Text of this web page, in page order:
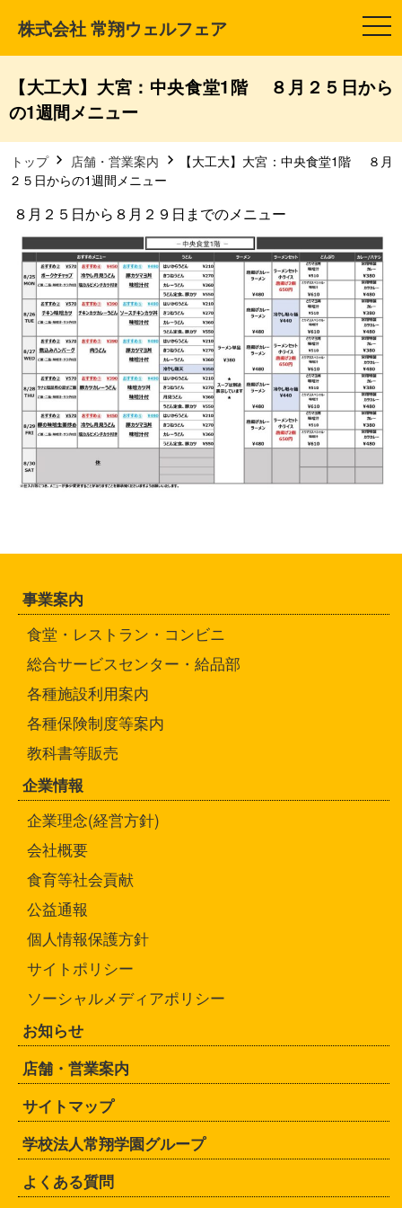
株式会社 常翔ウェルフェア
t
o
e
i
g
a
【大工大】大宮：中央食堂1階 ８月２５日から
の1週間メニュー
トップ 店舗・営業案内
【大工大】大宮：中央食堂1階 ８月
２５日からの1週間メニュー
８月２５日から８月２９日までのメニュー
事業案内
食堂・レストラン・コンビニ
総合サービスセンター・給品部
各種施設利用案内
各種保険制度等案内
教科書等販売
企業情報
企業理念(経営方針)
会社概要
食育等社会貢献
公益通報
個人情報保護方針
サイトポリシー
ソーシャルメディアポリシー
お知らせ
店舗・営業案内
サイトマップ
学校法人常翔学園グループ
よくある質問